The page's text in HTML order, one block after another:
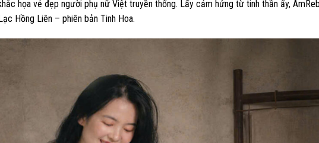
họa vẻ đẹp người phụ nữ Việt truyền thống. Lấy cảm hứng từ tinh thần ấy,
Hồng Liên – phiên bản Tinh Hoa.